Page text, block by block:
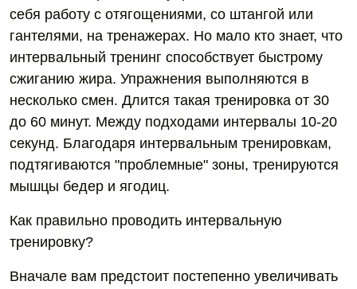
себя работу с отягощениями, со штангой или
гантелями, на тренажерах. Но мало кто знает, что
интервальный тренинг способствует быстрому
сжиганию жира. Упражнения выполняются в
несколько смен. Длится такая тренировка от 30
до 60 минут. Между подходами интервалы 10-20
секунд. Благодаря интервальным тренировкам,
подтягиваются "проблемные" зоны, тренируются
мышцы бедер и ягодиц.
Как правильно проводить интервальную
тренировку?
Вначале вам предстоит постепенно увеличивать